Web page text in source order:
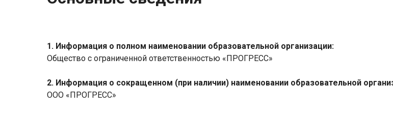
1. Информация о полном наименовании образовательной организации:
Общество с ограниченной ответственностью «ПРОГРЕСС»
2. Информация о сокращенном (при наличии) наименовании образовательной
ООО «ПРОГРЕСС»